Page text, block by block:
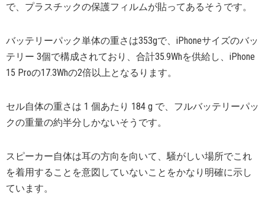
で、プラスチックの保護フィルムが貼ってあるそうです。
バッテリーパック単体の重さは353gで、iPhoneサイズのバッ
テリー 3個で構成されており、合計35.9Whを供給し、iPhone
15 Proの17.3Whの2倍以上となるります。
セル自体の重さは 1 個あたり 184 g で、フルバッテリーパッ
クの重量の約半分しかないそうです。
スピーカー自体は耳の方向を向いて、騒がしい場所でこれ
を着用することを意図していないことをかなり明確に示し
ています。